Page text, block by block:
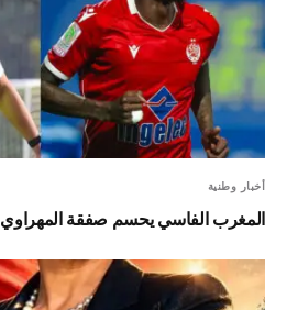
أخبار وطنية
المغرب الفاسي يحسم صفقة